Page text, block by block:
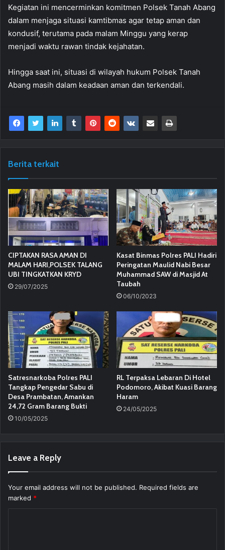
Kegiatan ini mencerminkan komitmen Polsek Tanah Abang
dalam menjaga situasi kamtibmas agar tetap aman dan
kondusif, terutama pada malam Minggu yang kerap
menjadi waktu rawan tindak kejahatan.
Hingga saat ini, situasi di wilayah hukum Polsek Tanah
Abang masih dalam keadaan aman dan terkendali.
Berita terkait
CIPTAKAN RASA AMAN DI
MALAM HARI,POLSEK TALANG
UBI TINGKATKAN KRYD
29/07/2025
Kasat Binmas Polres PALI Hadiri
Peringatan Maulid Nabi Besar
Muhammad SAW di Masjid At
Taubah
06/10/2023
Satresnarkoba Polres PALI
Tangkap Pengedar Sabu di
Desa Prambatan, Amankan
24,72 Gram Barang Bukti
10/05/2025
RL Terpaksa Lebaran Di Hotel
Podomoro, Akibat Kuasi Barang
Haram
24/05/2025
Leave a Reply
Your email address will not be published. Required fields are
marked *